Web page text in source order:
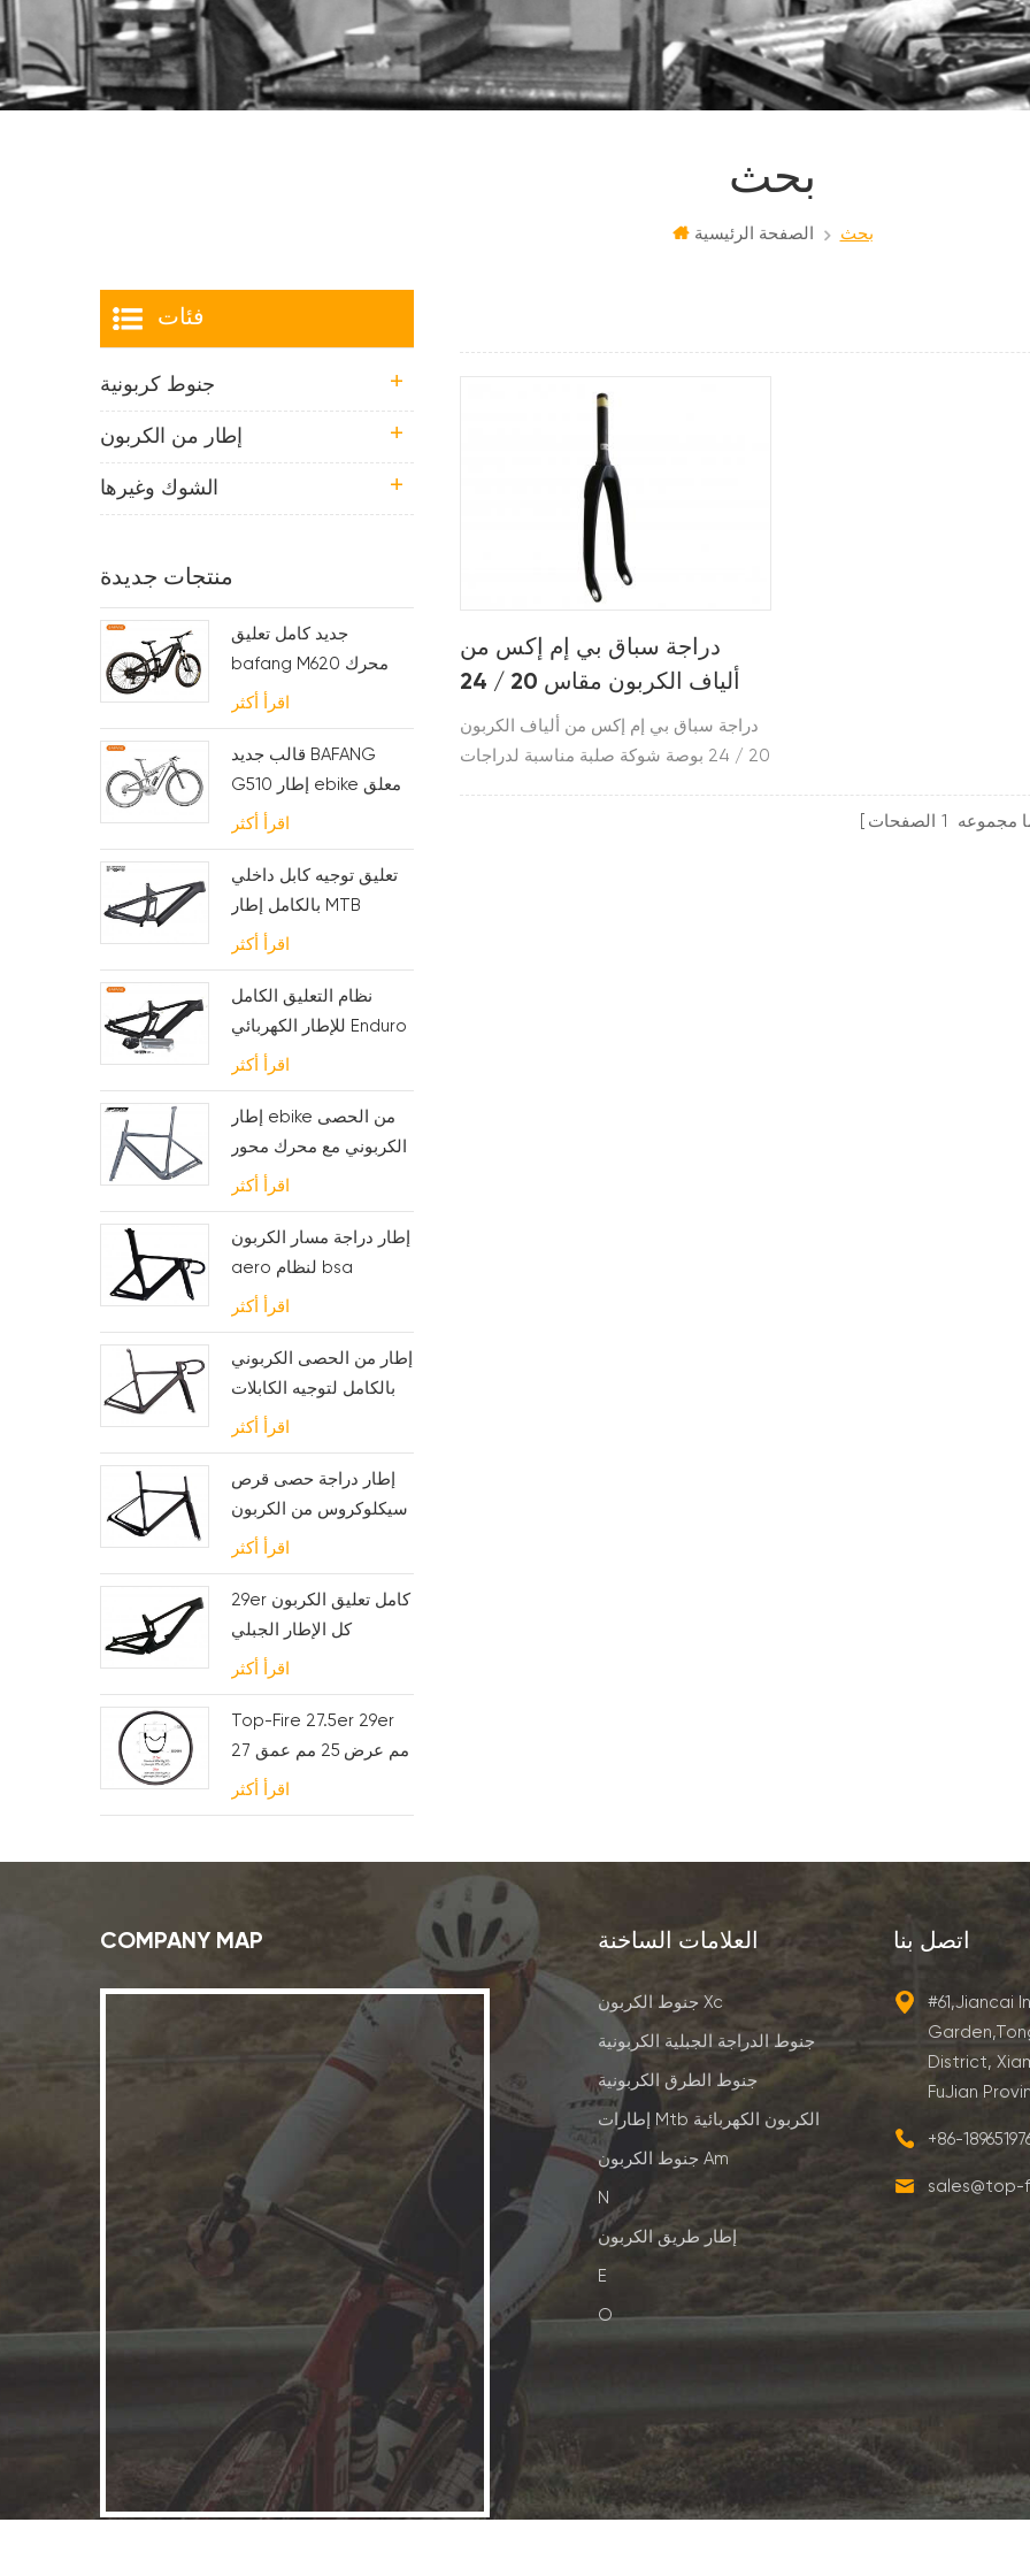
بحث
الصفحة الرئيسية بحث
دراجة سباق بي إم إكس من
ألياف الكربون مقاس 20 / 24
بوصة شوكة
دراجة سباق بي إم إكس من ألياف الكربون
20 / 24 بوصة شوكة صلبة مناسبة لدراجات
مجموعه 1 الصفحات
فئات
جنوط كربونية
إطار من الكربون
الشوك وغيرها
منتجات جديدة
جديد كامل تعليق
bafang M620 محرك
الكربون ebike إطار ل
MTB والدراجة الدهنية
اقرأ أكثر
قالب جديد BAFANG
G510 إطار ebike معلق
بالكامل
اقرأ أكثر
تعليق توجيه كابل داخلي
بالكامل إطار MTB
كهربائي
اقرأ أكثر
نظام التعليق الكامل
للإطار الكهربائي Enduro
Carbon MTB
اقرأ أكثر
إطار ebike من الحصى
الكربوني مع محرك محور
وبطارية fsa
اقرأ أكثر
إطار دراجة مسار الكربون
aero لنظام bsa
اقرأ أكثر
إطار من الحصى الكربوني
بالكامل لتوجيه الكابلات
الداخلية
اقرأ أكثر
إطار دراجة حصى قرص
سيكلوكروس من الكربون
لـ bb t47
اقرأ أكثر
29er كامل تعليق الكربون
كل الإطار الجبلي
اقرأ أكثر
Top-Fire 27.5er 29er
27 مم عرض 25 مم عمق
هو ليس حواف كربون لـ
XC
اقرأ أكثر
COMPANY MAP العلامات الساخنة
جنوط الكربون Xc
جنوط الدراجة الجبلية الكربونية
جنوط الطرق الكربونية
إطارات Mtb الكربون الكهربائية
جنوط الكربون Am
N
إطار طريق الكربون
E
O
اتصل بنا
#61,Jiancai
District,
FuJian
+86-
sales@top-